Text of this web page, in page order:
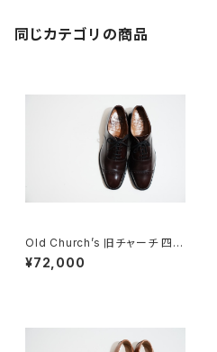
同じカテゴリの商品
Old Church’s 旧チャーチ 四都
市 BELMONTパンチドキャップ
トウ 85G
¥72,000